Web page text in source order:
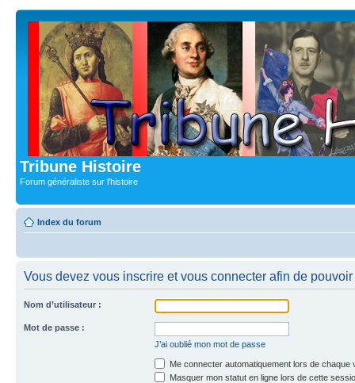
Tribune Histoire
Forum généraliste sur l'histoire
Index du forum
Vous devez vous inscrire et vous connecter afin de
Nom d’utilisateur :
Mot de passe :
J’ai oublié mon mot de passe
Me connecter automatiquement lors de chaque
Masquer mon statut en ligne lors de cette